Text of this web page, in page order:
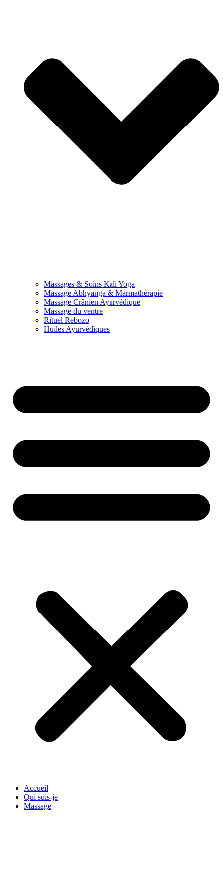
Massages & Soins Kali Yoga
Massage Abhyanga & Marmathérapie
Massage Crânien Ayurvédique
Massage du ventre
Rituel Rebozo
Huiles Ayurvédiques
Accueil
Qui suis-je
Massage